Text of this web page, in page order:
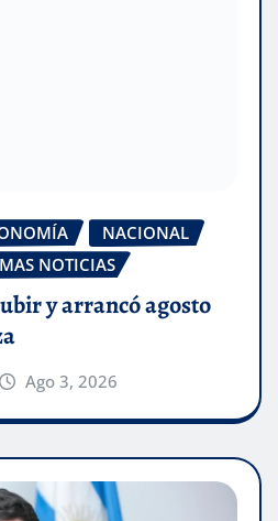
NACIONAL
NOTICIAS
y arrancó agosto
Ago 3, 2026